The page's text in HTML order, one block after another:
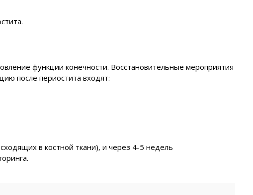
функции конечности. Восстановительные мероприятия
после периостита входят:
в костной ткани), и через 4-5 недель